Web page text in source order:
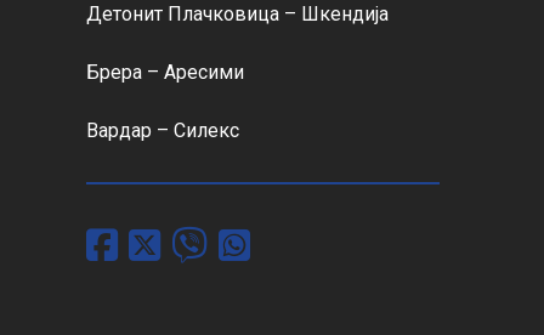
Детонит Плачковица – Шкендија
Брера – Аресими
Вардар – Силекс